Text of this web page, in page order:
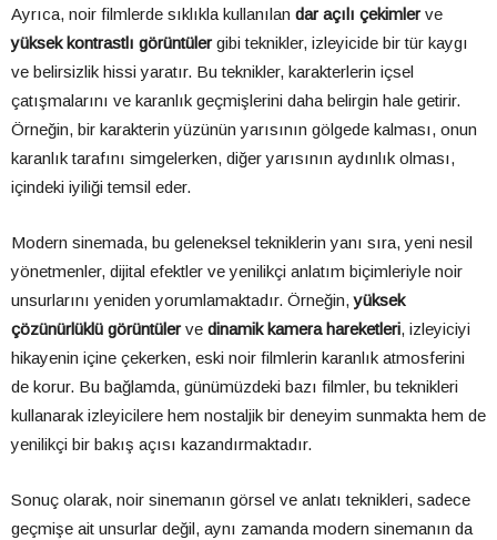
Ayrıca, noir filmlerde sıklıkla kullanılan dar açılı çekimlerve
yüksek kontrastlı görüntülergibi teknikler, izleyicide bir tür kaygı
ve belirsizlik hissi yaratır. Bu teknikler, karakterlerin içsel
çatışmalarını ve karanlık geçmişlerini daha belirgin hale getirir.
Örneğin, bir karakterin yüzünün yarısının gölgede kalması, onun
karanlık tarafını simgelerken, diğer yarısının aydınlık olması,
içindeki iyiliği temsil eder.
Modern sinemada, bu geleneksel tekniklerin yanı sıra, yeni nesil
yönetmenler, dijital efektler ve yenilikçi anlatım biçimleriyle noir
unsurlarını yeniden yorumlamaktadır. Örneğin,yüksek
çözünürlüklü görüntülerve dinamik kamera hareketleri, izleyiciyi
hikayenin içine çekerken, eski noir filmlerin karanlık atmosferini
de korur. Bu bağlamda, günümüzdeki bazı filmler, bu teknikleri
kullanarak izleyicilere hem nostaljik bir deneyim sunmakta hem de
yenilikçi bir bakış açısı kazandırmaktadır.
Sonuç olarak, noir sinemanın görsel ve anlatı teknikleri, sadece
geçmişe ait unsurlar değil, aynı zamanda modern sinemanın da